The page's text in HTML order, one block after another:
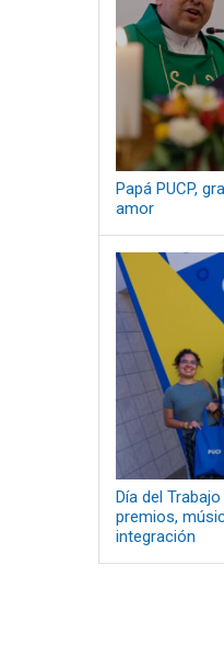
Papá PUCP,
amor
Día del
premios,
integración